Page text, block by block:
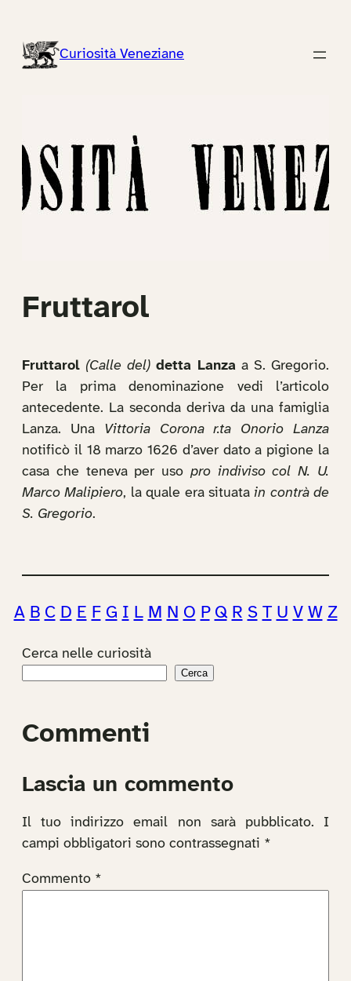
contenutoCuriosità Veneziane
Fruttarol
Fruttarol (Calle del) detta Lanza a S. Gregorio.
Per la prima denominazione vedi l’articolo
antecedente. La seconda deriva da una famiglia
Lanza. Una Vittoria Corona r.ta Onorio Lanza
notificò il 18 marzo 1626 d’aver dato a pigione la
casa che teneva per uso pro indiviso col N. U.
Marco Malipiero, la quale era situatain contrà de
S. Gregorio.
A B C D E F G I L M N O P Q R S T U V W Z
Cerca nelle curiosità
Cerca
Commenti
Lascia un commento
Il tuo indirizzo email non sarà pubblicato.
I
campi obbligatori sono contrassegnati *
Commento *